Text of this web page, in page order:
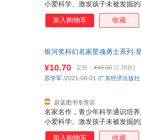
小爱科学、激发孩子未被发掘
的有机结合，让孩子深入感受
科学精神青少年求知的方向 激
咖，知名科幻画家、《科幻世
向青少年传递有科技含量的具
紧贴国家战略发展方向及教育
加入购物车 收藏
银河奖科幻名家星魂勇士系列-
名家名作，青少年科学通识培
小爱科学、激发孩子未被发掘
的有机结合，让孩子深入感受
¥10.70 定价： ¥45.00 (2.38折)
蔚蓝图书专营店
苏学军 /2021-08-01 /广东经济出版社
加入购物车 收藏